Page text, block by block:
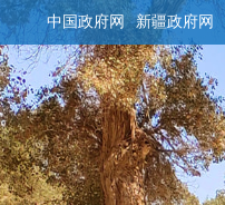
中国政府网 新疆政府网